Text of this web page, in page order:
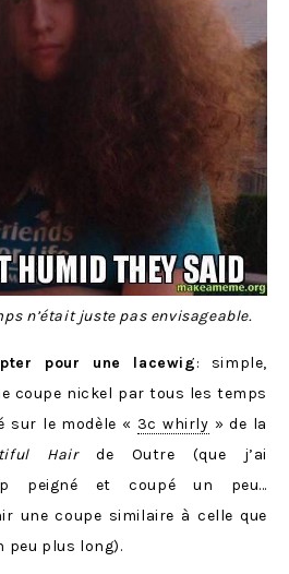
n’était juste pas envisageable.
pour une lacewig: simple,
coupe nickel par tous les temps
sur le modèle « 3c whirly » de la
Hairde Outre (que j’ai
peigné et coupé un peu…
une coupe similaire à celle que
peu plus long).